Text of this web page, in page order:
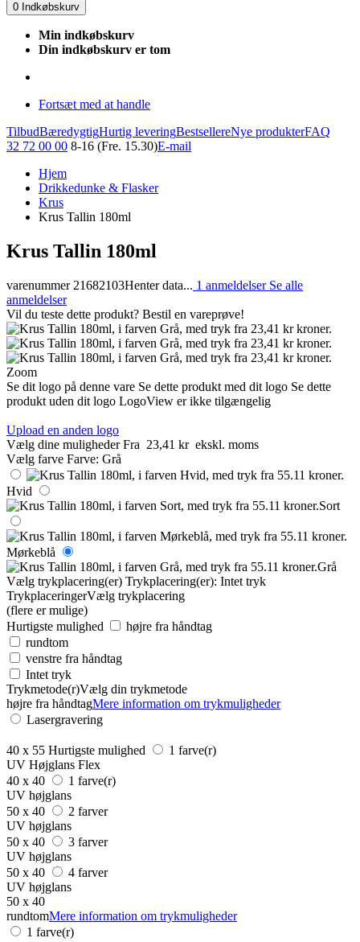
0 Indkøbskurv
Min indkøbskurv
Din indkøbskurv er tom
Fortsæt med at handle
TilbudBæredygtigHurtig leveringBestsellereNye produkterFAQ
32 72 00 00 8-16 (Fre. 15.30)E-mail
Hjem
Drikkedunke & Flasker
Krus
Krus Tallin 180ml
Krus Tallin 180ml
varenummer 21682103Henter data... 1 anmeldelser Se alle
anmeldelser
Vil du teste dette produkt? Bestil en vareprøve!
Zoom
Se dit logo på denne vare Se dette produkt med dit logo Se dette
produkt uden dit logo LogoView er ikke tilgængelig
Upload en anden logo
Vælg dine muligheder Fra 23,41 kr ekskl. moms
Vælg farve Farve: Grå
Hvid
Sort
Mørkeblå
Grå
Vælg trykplacering(er) Trykplacering(er): Intet tryk
TrykplaceringerVælg trykplacering
(flere er mulige)
Hurtigste mulighed
højre fra håndtag
rundtom
venstre fra håndtag
Intet tryk
Trykmetode(r)Vælg din trykmetode
højre fra håndtagMere information om trykmuligheder
Lasergravering
40 x 55 Hurtigste mulighed
1 farve(r)
UV Højglans Flex
40 x 40
1 farve(r)
UV højglans
50 x 40
2 farver
UV højglans
50 x 40
3 farver
UV højglans
50 x 40
4 farver
UV højglans
50 x 40
rundtomMere information om trykmuligheder
1 farve(r)